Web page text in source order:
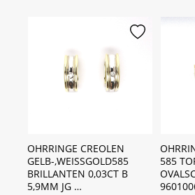
merken
OHRRINGE CREOLEN
GELB-,WEISSGOLD585
BRILLANTEN 0,03CT B
5,9MM JG …
585